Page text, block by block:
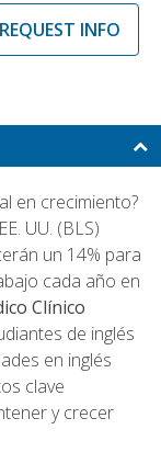
REQUEST INFO
en crecimiento?
UU. (BLS)
un 14% para
cada año en
Clínico
de inglés
en inglés
clave
y crecer